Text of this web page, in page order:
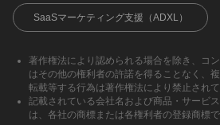
SaaSマーケティング支援（ADXL）
著作権法により認められる場合を除き、コ
はその他の権利者の許諾を得ることなく、
転載等する行為は著作権法により禁止されて
記載されている会社名および商品・サービ
は、各社の商標または各権利者の登録商標で